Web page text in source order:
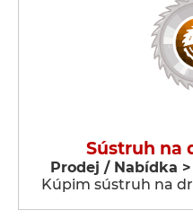
Sústruh na
Prodej / Nabídka
Kúpim sústruh na